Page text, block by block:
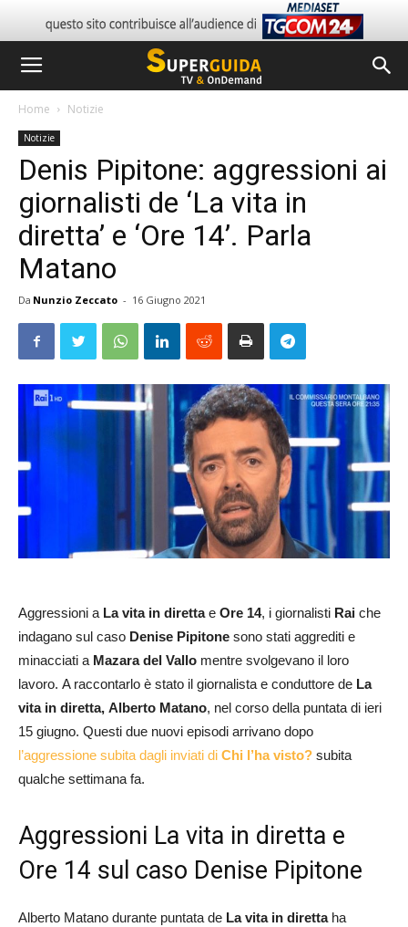
Home Notizie
Notizie
Denis Pipitone: aggressioni ai
giornalisti de ‘La vita in
diretta’ e ‘Ore 14’. Parla
Matano
Da Nunzio Zeccato - 16 Giugno 2021
Aggressioni a La vita in direttae Ore 14, i giornalisti Rai che
indagano sul caso Denise Pipitone sono stati aggrediti e
minacciati a Mazara del Vallo mentre svolgevano il loro
lavoro. A raccontarlo è stato il giornalista e conduttore de La
vita in diretta, Alberto Matano, nel corso della puntata di ieri
15 giugno. Questi due nuovi episodi arrivano dopo
l’aggressione subita dagli inviati di Chi l’ha visto? subita
qualche settimana fa.
Aggressioni La vita in diretta e
Ore 14 sul caso Denise Pipitone
Alberto Matano durante puntata de La vita in diretta ha